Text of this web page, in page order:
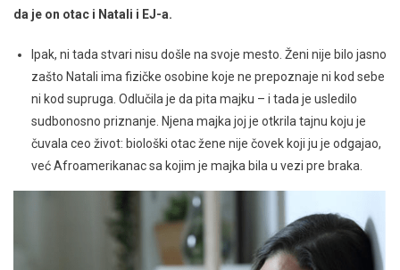
da je on otac i Natali i EJ-a.
Ipak, ni tada stvari nisu došle na svoje mesto. Ženi nije bilo jasno
zašto Natali ima fizičke osobine koje ne prepoznaje ni kod sebe
ni kod supruga. Odlučila je da pita majku – i tada je usledilo
sudbonosno priznanje. Njena majka joj je otkrila tajnu koju je
čuvala ceo život: biološki otac žene nije čovek koji ju je odgajao,
već Afroamerikanac sa kojim je majka bila u vezi pre braka.